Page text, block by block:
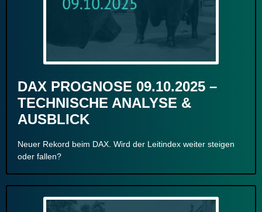
DAX PROGNOSE 09.10.2025 –
TECHNISCHE ANALYSE &
AUSBLICK
Neuer Rekord beim DAX. Wird der Leitindex weiter steigen
oder fallen?